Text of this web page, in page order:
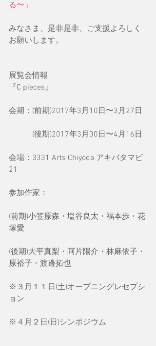
る〜」
みなさま、是非是非、ご支援よろしく
お願いします。
展覧会情報
『C pieces』
会期：(前期)2017年3月10日〜3月27日
(後期)2017年3月30日〜4月16日
会場：3331 Arts Chiyoda アキバタマビ
21
参加作家：
(前期)小笠原森・塩谷良太・福本歩・花
塚愛
(後期)大平真梨・阿片陽介・林麻依子・
原裕子・渡邊拓也
※３月１１日(土)オープニングレセプシ
ョン
※４月２日(日)シンポジウム